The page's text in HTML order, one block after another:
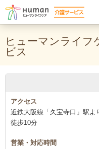
ヒューマンライフ
ビス
アクセス
近鉄大阪線「久宝寺口」駅よ
徒歩10分
営業・対応時間